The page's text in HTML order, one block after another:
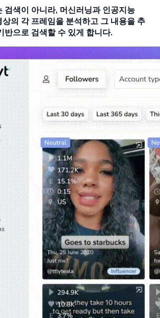
검색이 아니라, 머신러닝과 인공지능
의 각 프레임을 분석하고 그 내용을 추
반으로 검색할 수 있게 합니다.